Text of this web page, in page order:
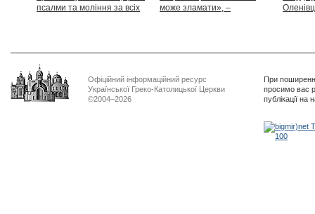
псалми та моління за всіх
може зламати», –
Офіційний інформаційний ресурс
Української Греко-Католицької Церкви
©2004–2026
При
просимо вас
публікації на